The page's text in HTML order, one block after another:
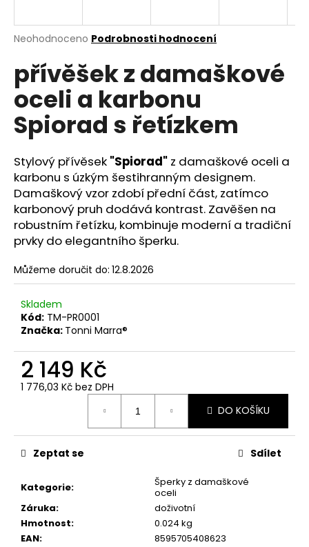
Průměrné
produktu
je
0,0
z
5
hvězdiček.
Neohodnoceno Podrobnosti hodnocení
přívěšek z damaškové
oceli a karbonu
Spiorad s řetízkem
Stylový přívěsek "Spiorad" z damaškové oceli a
karbonu s úzkým šestihranným designem.
Damaškový vzor zdobí přední část, zatímco
karbonový pruh dodává kontrast. Zavěšen na
robustním řetízku, kombinuje moderní a tradiční
prvky do elegantního šperku.
Můžeme doručit do: 12.8.2026
Skladem
Kód: TM-PR0001
Značka: Tonni Marra®
2 149 Kč
1 776,03 Kč bez DPH
DO KOŠÍKU
Kategorie:
Šperky z damaškové
oceli
Záruka:
doživotní
Hmotnost:
0.024 kg
EAN: 8595705408623
Zeptat se Sdílet
j
t
?
HLEDAT
D
o
p
o
r
u
č
u
e
m
e
VESTA
YAKUZA
PREMIUM
BORN
BURN
OLIVOVÁ